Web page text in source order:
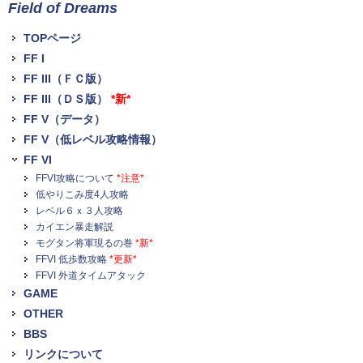
Field of Dreams
TOPページ
FF I
FF III（ＦＣ版）
FF III（ＤＳ版） *新*
FF V（データ）
FF V（低レベル攻略情報）
FF VI
FFVI攻略について *注意*
低やりこみ度4人攻略
レベル６ｘ３人攻略
カイエン暴走解説
モグタン将軍現るの巻 *新*
FFVI 低歩数攻略 *更新*
FFVI 外道タイムアタック
GAME
OTHER
BBS
リンクについて